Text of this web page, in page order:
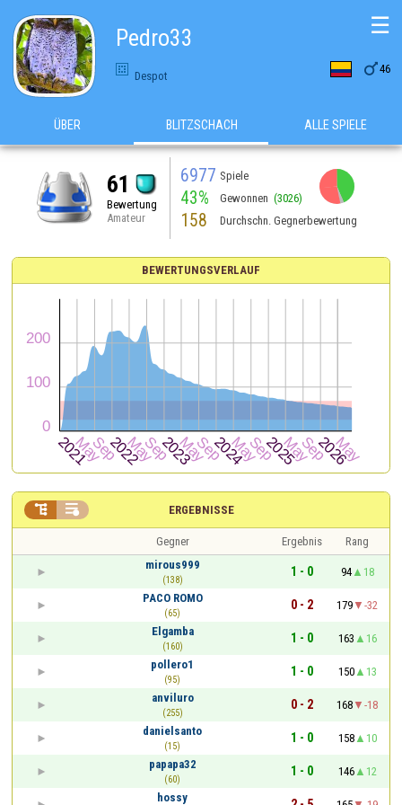
Pedro33
Despot 46
☰
ÜBER BLITZSCHACH ALLE SPIELE
61
Bewertung
Amateur
6977 Spiele
43% Gewonnen (3026)
158 Durchschn. Gegnerbewertung
BEWERTUNGSVERLAUF
ERGEBNISSE
 
Gegner Ergebnis
Rang
mirous999
(138)
1 - 0 94
18
PACO ROMO
(65)
0 - 2 179
-32
Elgamba
(160)
1 - 0 163
16
pollero1
(95)
1 - 0 150
13
anviluro
(255)
0 - 2 168
-18
danielsanto
(15)
1 - 0 158
10
papapa32
(60)
1 - 0 146
12
hossy